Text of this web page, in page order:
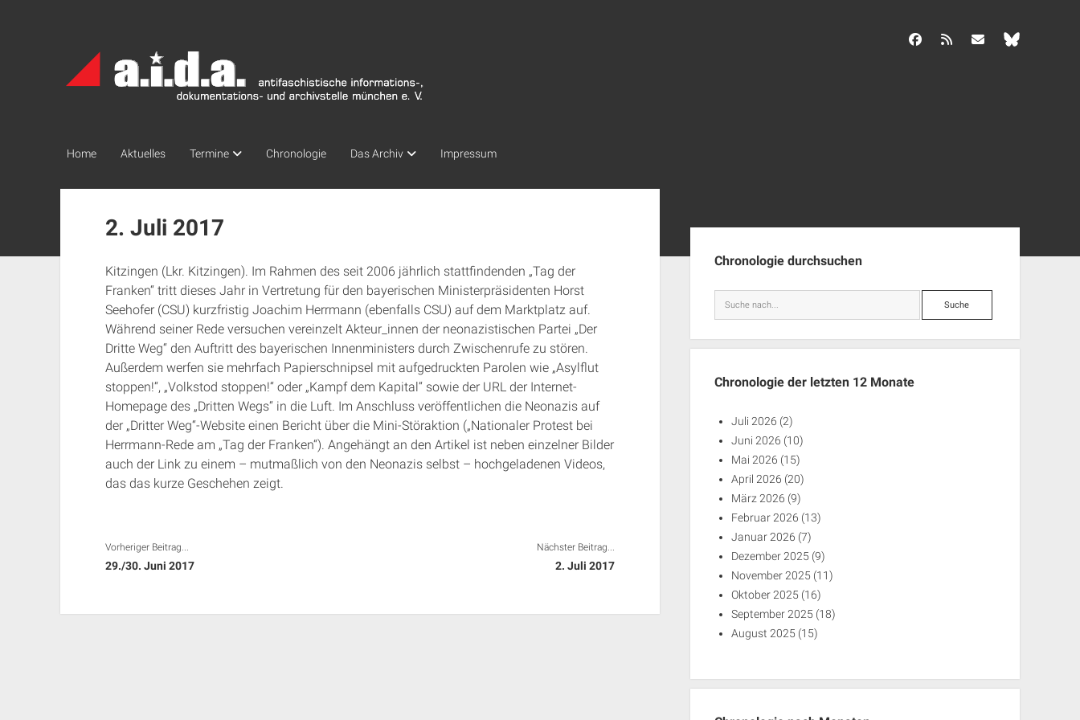
Archiv
München
facebook info@aida-archiv.de
Home Aktuelles Termine Chronologie Das Archiv Impressum
2. Juli 2017
Kitzingen (Lkr. Kitzingen). Im Rahmen des seit 2006 jährlich stattfindenden „Tag der
Franken“ tritt dieses Jahr in Vertretung für den bayerischen Ministerpräsidenten Horst
Seehofer (CSU) kurzfristig Joachim Herrmann (ebenfalls CSU) auf dem Marktplatz auf.
Während seiner Rede versuchen vereinzelt Akteur_innen der neonazistischen Partei „Der
Dritte Weg“ den Auftritt des bayerischen Innenministers durch Zwischenrufe zu stören.
Außerdem werfen sie mehrfach Papierschnipsel mit aufgedruckten Parolen wie „Asylflut
stoppen!“, „Volkstod stoppen!“ oder „Kampf dem Kapital“ sowie der URL der Internet-
Homepage des „Dritten Wegs“ in die Luft. Im Anschluss veröffentlichen die Neonazis auf
der „Dritter Weg“-Website einen Bericht über die Mini-Störaktion („Nationaler Protest bei
Herrmann-Rede am „Tag der Franken“). Angehängt an den Artikel ist neben einzelner Bilder
auch der Link zu einem – mutmaßlich von den Neonazis selbst – hochgeladenen Videos,
das das kurze Geschehen zeigt.
Vorheriger Beitrag...
29./30. Juni 2017
Nächster Beitrag...
2. Juli 2017
Chronologie durchsuchen
Suche
Chronologie der letzten 12 Monate
Juli 2026 (2)
Juni 2026 (10)
Mai 2026 (15)
April 2026 (20)
März 2026 (9)
Februar 2026 (13)
Januar 2026 (7)
Dezember 2025 (9)
November 2025 (11)
Oktober 2025 (16)
September 2025 (18)
August 2025 (15)